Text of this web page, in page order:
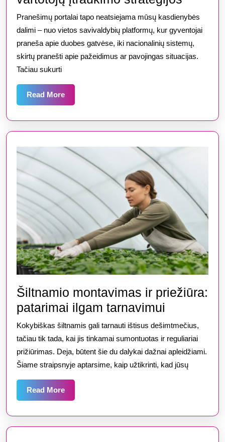
sukurti
portalą
ir
Pranešimų portalai tapo neatsiejama mūsų kasdienybės
dalimi – nuo vietos savivaldybių platformų, kur gyventojai
praneša apie duobes gatvėse, iki nacionalinių sistemų,
skirtų pranešti apie pažeidimus ar pavojingas situacijas.
Tačiau sukurti
Read MoreRead
More
Šiltnamio montavimas ir priežiūra:
patarimai ilgam tarnavimui
ir
priežiūra:
patarimai
Kokybiškas šiltnamis gali tarnauti ištisus dešimtmečius,
tačiau tik tada, kai jis tinkamai sumontuotas ir reguliariai
prižiūrimas. Deja, būtent šie du dalykai dažnai apleidžiami.
Šiame straipsnyje aptarsime, kaip užtikrinti, kad jūsų
Read MoreRead
More